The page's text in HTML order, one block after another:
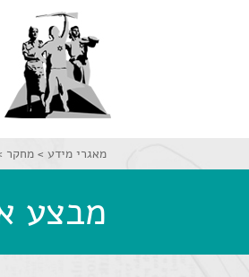
מאגרי מידע > מחקר
מבצע